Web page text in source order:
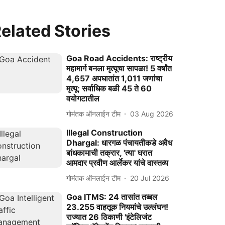
Stories
Goa Road Accidents: राष्ट्रीय
महामार्ग बनला मृत्यूचा सापळा! 5 वर्षांत
4,657 अपघातांत 1,011 जणांचा
मृत्यू; सर्वाधिक बळी 45 ते 60
वयोगटातील
गोमंतक ऑनलाईन टीम 03 Aug 2026
Illegal Construction
Dhargal: धारगळ पंचायतीकडे अवैध
बांधकामाची तक्रार, 'त्या' घरात
आमदार प्रवीण आर्लेकर यांचे वास्तव्य
गोमंतक ऑनलाईन टीम 20 Jul 2026
Goa ITMS: 24 तासांत तब्बल
23.255 वाहतूक नियमांचे उल्लंघन!
राज्यात 26 ठिकाणी 'इंटेलिजंट